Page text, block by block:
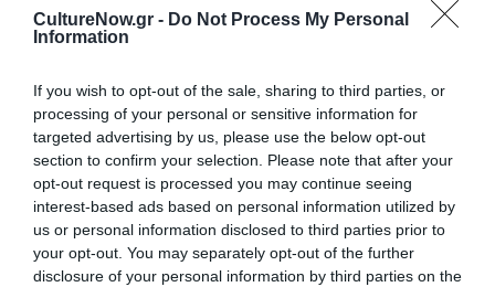
CultureNow.gr - Do Not Process My Personal
Information
If you wish to opt-out of the sale, sharing to third parties, or
processing of your personal or sensitive information for
targeted advertising by us, please use the below opt-out
section to confirm your selection. Please note that after your
opt-out request is processed you may continue seeing
interest-based ads based on personal information utilized by
us or personal information disclosed to third parties prior to
your opt-out. You may separately opt-out of the further
disclosure of your personal information by third parties on the
μουσική της Βραζιλίας με την ευρωπαϊκή έντεχνη
μουσική, ή, ακριβέστερα, να εφαρμόσει τεχνικές του
γεγονός αυτό κάνει αρκετούς μελετητές να μιλούν για
επιτυχημένη σύζευξη νεοκλασικισμού, ο οποίος ήταν
στη μόδα περί το 1930, και εθνικισμού. Τα περισσότερα
μέρη από τις σουίτες έχουν δύο προσδιορισμούς, έναν
σε ύφος Μπαχ και έναν βραζιλιάνικο, στοιχείο που
παραπέμπει στην αξιοποίηση της παραδοσιακής
μουσικής μέσα από μορφές της ευρωπαϊκής παράδοσης.